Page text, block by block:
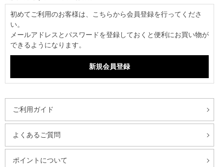
初めてご利用のお客様は、こちらから会員登録を行ってくださ
い。
メールアドレスとパスワードを登録しておくと便利にお買い物が
できるようになります。
ご利用ガイド
よくあるご質問
ポイントについて